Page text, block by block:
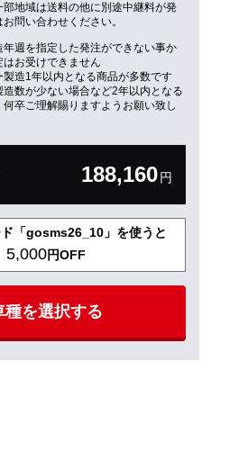
地域は送料の他に別途中継料が発
問い合わせください。
週を指定した発注ができない事か
はお受けできません
造1年以内となる商品が多数です
数が少ない場合など2年以内となる
卒ご理解賜りますようお願い致し
188,160円
「gosms26_10」を使うと
5,000円OFF
種を選択する